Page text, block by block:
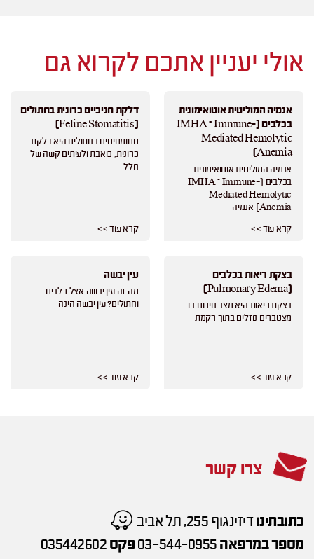
אולי יעניין אתכם לקרוא גם
אנמיה המוליטית אוטואימונית
בכלבים (IMHA – Immune-
Mediated Hemolytic
Anemia)
אנמיה המוליטית אוטואימונית
בכלבים (IMHA – Immune-
Mediated Hemolytic
Anemia) אנמיה
קרא עוד > >
דלקת חניכיים כרונית בחתולים
(Feline Stomatitis)
סטומטיטיס בחתולים היא דלקת
כרונית, כואבת ולעיתים קשה של
חלל
קרא עוד > >
בצקת ריאות בכלבים
(Pulmonary Edema)
בצקת ריאות היא מצב חירום בו
מצטברים נוזלים בתוך רקמת
קרא עוד > >
עין יבשה
מה זה עין יבשה אצל כלבים
וחתולים? עין יבשה הינה
קרא עוד > >
צרו קשר
כתובתינודיזינגוף 255, תל אביב
מספר במרפאה 03-544-0955פקס 035442602